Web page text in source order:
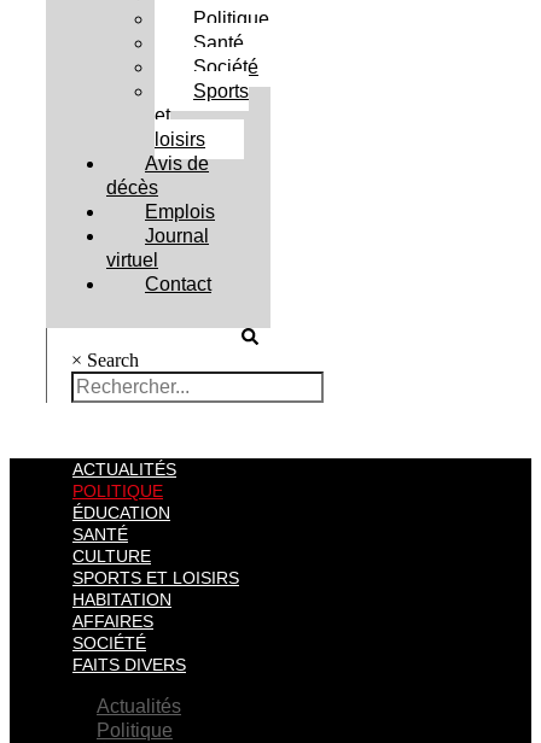
Politique
Santé
Société
Sports
et
loisirs
Avis de
décès
Emplois
Journal
virtuel
Contact
× Search
ACTUALITÉS
POLITIQUE
ÉDUCATION
SANTÉ
CULTURE
SPORTS ET LOISIRS
HABITATION
AFFAIRES
SOCIÉTÉ
FAITS DIVERS
Actualités
Politique